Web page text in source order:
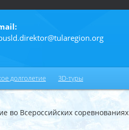
долголетие 3D-туры
во Всероссийских соревнованиях